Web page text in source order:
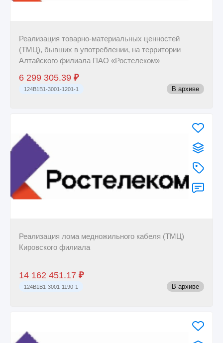
Реализация товарно-материальных ценностей
(ТМЦ), бывших в употреблении, на территории
Алтайского филиала ПАО «Ростелеком»
6 299 305.39 ₽
124B1B1-3001-1201-1 В архиве
Реализация лома медножильного кабеля (ТМЦ)
Кировского филиала
14 162 451.17 ₽
124B1B1-3001-1190-1 В архиве